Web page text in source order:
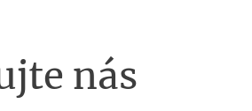
nás